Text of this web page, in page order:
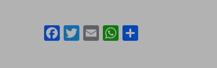
Facebook
Twitter
EmailWhatsApp